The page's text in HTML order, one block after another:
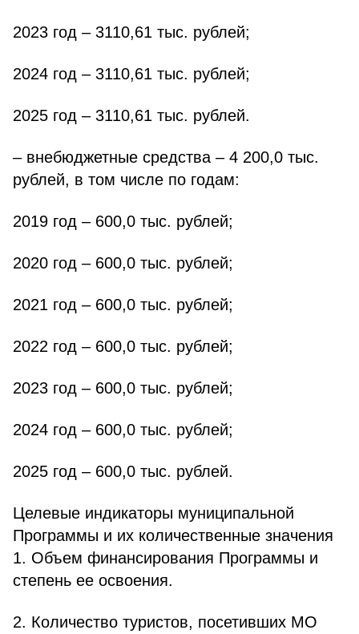
2023 год – 3110,61 тыс. рублей;
2024 год – 3110,61 тыс. рублей;
2025 год – 3110,61 тыс. рублей.
– внебюджетные средства – 4 200,0 тыс.
рублей, в том числе по годам:
2019 год – 600,0 тыс. рублей;
2020 год – 600,0 тыс. рублей;
2021 год – 600,0 тыс. рублей;
2022 год – 600,0 тыс. рублей;
2023 год – 600,0 тыс. рублей;
2024 год – 600,0 тыс. рублей;
2025 год – 600,0 тыс. рублей.
Целевые индикаторы муниципальной
Программы и их количественные значения
1. Объем финансирования Программы и
степень ее освоения.
2. Количество туристов, посетивших МО